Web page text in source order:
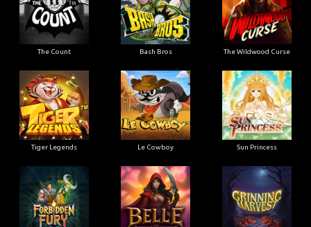
The Count Bash Bros The Wildwood Curse
Tiger Legends Le Cowboy Sun Princess